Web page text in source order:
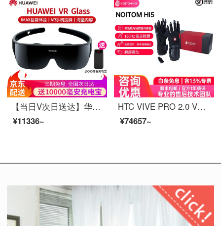
【当日V次日送达】华为VR Glass VR眼镜智能成人眼镜手机投屏头戴体感游戏机3D全景CV10 亮黑色【晒单送1万毫安充电宝】
¥11336~
HTC VIVE PRO 2.0 VR专业 VR头盔 VR眼镜 3D虚拟现实智能VR头盔智能眼镜 诺亦腾动作捕捉 HI5VR手套
¥74657~